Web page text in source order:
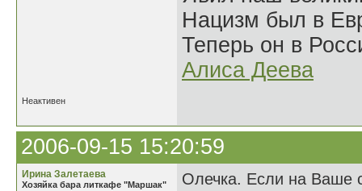
Нацизм был в
Теперь он в
Алиса Деева
Неактивен
2006-09-15 15:20:59
Ирина Залетаева
Хозяйка бара литкафе "Маршак"
Олечка. Если на Ваше